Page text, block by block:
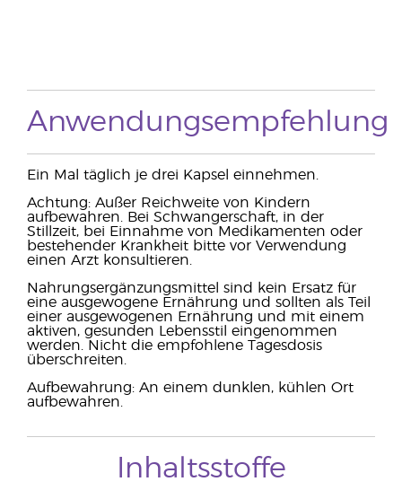
Anwendungsempfehlung
Ein Mal täglich je drei Kapsel einnehmen.
Achtung: Außer Reichweite von Kindern
aufbewahren. Bei Schwangerschaft, in der
Stillzeit, bei Einnahme von Medikamenten oder
bestehender Krankheit bitte vor Verwendung
einen Arzt konsultieren.
Nahrungsergänzungsmittel sind kein Ersatz für
eine ausgewogene Ernährung und sollten als Teil
einer ausgewogenen Ernährung und mit einem
aktiven, gesunden Lebensstil eingenommen
werden. Nicht die empfohlene Tagesdosis
überschreiten.
Aufbewahrung: An einem dunklen, kühlen Ort
aufbewahren.
Inhaltsstoffe